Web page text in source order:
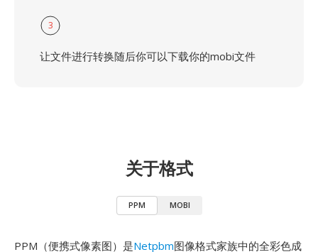
3
让文件进行转换随后你可以下载你的mobi文件
关于格式
PPM MOBI
PPM（便携式像素图）是Netpbm图像格式家族中的全彩色成